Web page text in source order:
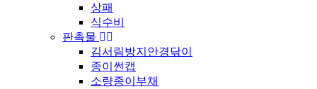
상패
식수비
판촉물
김서림방지안경닦이
종이썬캡
소량종이부채